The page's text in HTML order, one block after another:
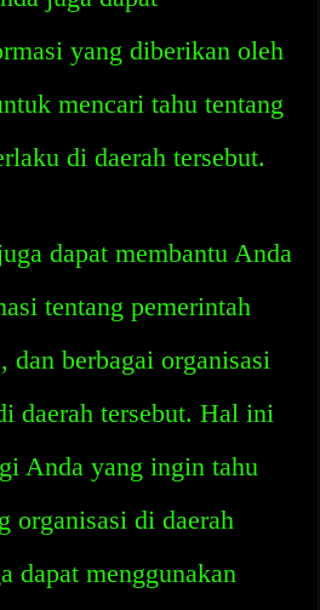
yang diberikan oleh
mencari tahu tentang
di daerah tersebut.
dapat membantu Anda
tentang pemerintah
dan berbagai organisasi
daerah tersebut. Hal ini
Anda yang ingin tahu
organisasi di daerah
dapat menggunakan